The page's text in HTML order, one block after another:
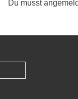
Du musst